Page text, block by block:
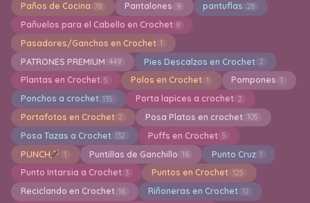
Paños de Cocina 78 Pantalones 9 pantuflas 28
Pañuelos para el Cabello en Crochet 8
Pasadores/Ganchos en Crochet 1
PATRONES PREMIUM 449 Pies Descalzos en Crochet 2
Plantas en Crochet 5 Polos en Crochet 1 Pompones 1
Ponchos a crochet 135 Porta lapices a crochet 2
Portafotos en Crochet 2 Posa Platos en crochet 105
Posa Tazas a Crochet 132 Puffs en Crochet 5
PUNCH 1 Puntillas de Ganchillo 16 Punto Cruz 1
Punto Intarsia a Crochet 3 Puntos en Crochet 125
Reciclando en Crochet 16 Riñoneras en Crochet 12